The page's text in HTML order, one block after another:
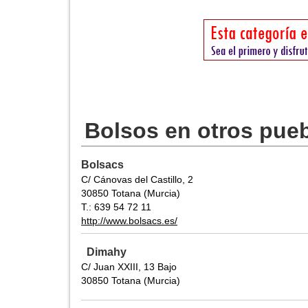
Bolsos en otros
Bolsacs
C/ Cánovas del Castillo, 2
30850 Totana (Murcia)
T.: 639 54 72 11
http://www.bolsacs.es/
Dimahy
C/ Juan XXIII, 13 Bajo
30850 Totana (Murcia)